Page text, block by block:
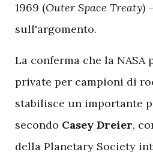
1969 (Outer Space Treaty)
sull'argomento.
La conferma che la NASA
private per campioni di
stabilisce un importante
secondo Casey Dreier,
della Planetary Society